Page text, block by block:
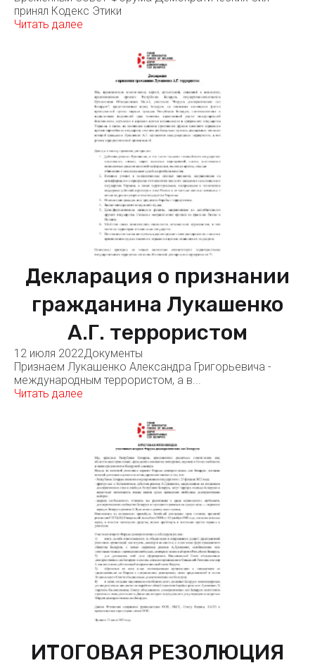
принял Кодекс Этики
Читать далее
Декларация о признании
гражданина Лукашенко
А.Г. террористом
12 июля 2022Документы
Признаем Лукашенко Александра Григорьевича -
международным террористом, а в...
Читать далее
ИТОГОВАЯ РЕЗОЛЮЦИЯ